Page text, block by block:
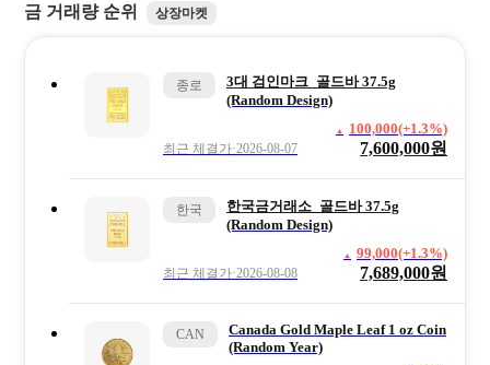
금 거래량 순위 상장마켓
종로
3대 검인마크_골드바 37.5g
(Random Design)
100,000(+1.3%)
최근 체결가·2026-08-07 7,600,000원
한국
한국금거래소_골드바 37.5g
(Random Design)
99,000(+1.3%)
최근 체결가·2026-08-08 7,689,000원
CAN
Canada Gold Maple Leaf 1 oz Coin
(Random Year)